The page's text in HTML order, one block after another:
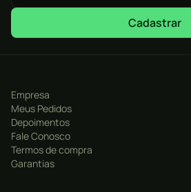
Cadastrar
Empresa
Meus Pedidos
Depoimentos
Fale Conosco
Termos de compra
Garantias